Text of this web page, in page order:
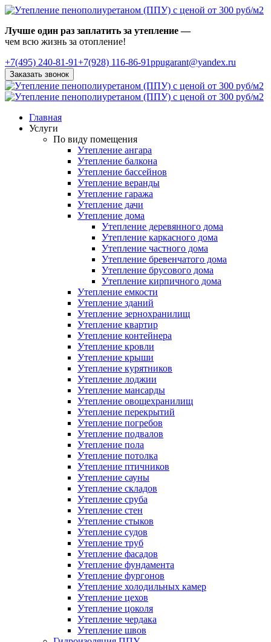
Лучше один раз заплатить за утепление —
чем всю жизнь за отопление!
+7(495) 240-81-91+7(928) 116-86-91ppugarant@yandex.ru
Заказать звонок
Главная
Услуги
По виду помещения
Утепление ангара
Утепление балкона
Утепление бассейнов
Утепление веранды
Утепление гаража
Утепление дачи
Утепление дома
Утепление деревянного дома
Утепление каркасного дома
Утепление частного дома
Утепление бревенчатого дома
Утепление брусового дома
Утепление кирпичного дома
Утепление емкости
Утепление зданий
Утепление зернохранилищ
Утепление квартир
Утепление контейнера
Утепление кровли
Утепление крыши
Утепление курятников
Утепление лоджии
Утепление мансарды
Утепление овощехранилищ
Утепление перекрытий
Утепление погребов
Утепление подвалов
Утепление пола
Утепление потолка
Утепление птичников
Утепление сауны
Утепление складов
Утепление сруба
Утепление стен
Утепление стыков
Утепление судов
Утепление труб
Утепление фасадов
Утепление фундамента
Утепление фургонов
Утепление холодильных камер
Утепление цехов
Утепление цоколя
Утепление чердака
Утепление швов